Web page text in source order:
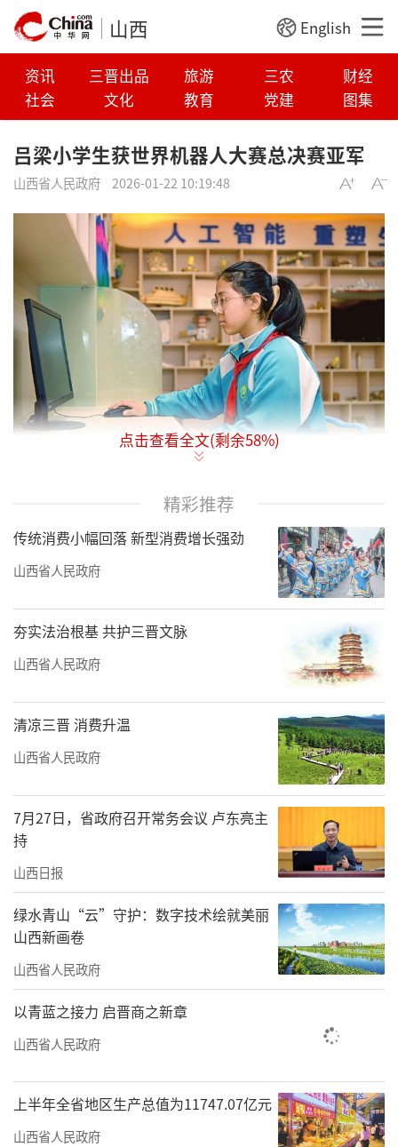
山西 English
资讯 三晋出品 旅游 三农
财经
社会
文化 教育 党建 图集
吕梁小学生获世界机器人大赛总决赛亚军
山西省人民政府 2026-01-22 10:19:48
2025世界机器人大赛总决赛近日在江苏无
锡落幕。吕梁市临县黄白塔寄宿制小学的9名学
生参赛，其中，高馨羽在ICode太空探险挑战赛
中勇夺亚军，秦雨桐、赵伟、王佳昊跻身全球
前100名。
这座位于吕梁山区的乡村小学，坚持“科
技与人文并重”理念，积极引入STEAM教育，
开设机器人编程、人工智能启蒙等特色课程。
在2025年山西选拔赛中，该校曾包揽全省五个
满分奖项。“从乡村课堂到国际舞台，学校的
培养让我敢于追梦。”高馨羽在赛后分享道。
据悉，中国科协对临县的定点帮扶为该校
科技教育提供了重要支持，通过资源注入、师
资培训与科普设备捐赠，当地构建起“科教进
乡村”支持体系，让更多乡村孩子获得了接触
前沿科技的机会。
（时淼）
点击查看全文(剩余58%)
精彩推荐
传统消费小幅回落 新型消费增长强劲
山西省人民政府
夯实法治根基 共护三晋文脉
山西省人民政府
清凉三晋 消费升温
山西省人民政府
7月27日，省政府召开常务会议 卢东亮主
持
山西日报
绿水青山“云”守护：数字技术绘就美丽
山西新画卷
山西省人民政府
以青蓝之接力 启晋商之新章
山西省人民政府
上半年全省地区生产总值为11747.07亿元
山西省人民政府